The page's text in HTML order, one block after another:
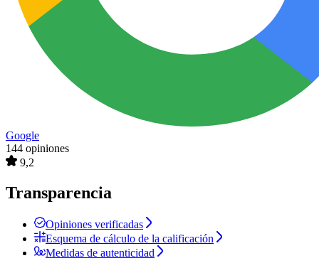
Google
144 opiniones
9,2
Transparencia
Opiniones verificadas
Esquema de cálculo de la calificación
Medidas de autenticidad